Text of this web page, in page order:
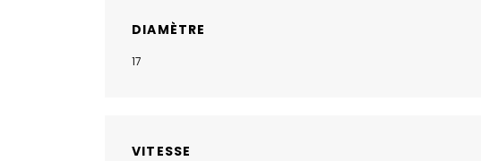
DIAMÈTRE
17
VITESSE